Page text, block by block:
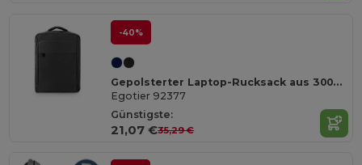
-40%
Gepolsterter Laptop-Rucksack aus 300D recyceltem hochdichtem Polyester und 210D recyceltem Polyesterfutter 15.6"
Egotier 92377
Günstigste:
21,07 €35,29 €